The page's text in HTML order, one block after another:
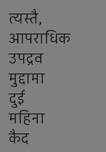
त्यस्तै,
आपराधिक
उपद्रव
मुद्दामा
दुई
महिना
कैद